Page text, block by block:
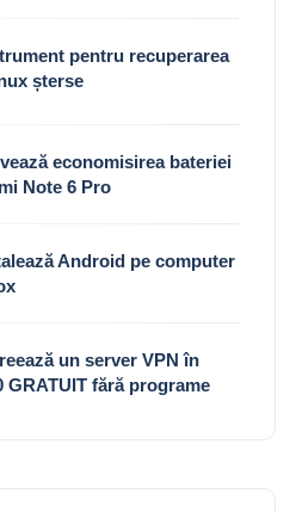
pentru recuperarea
șterse
economisirea bateriei
Note 6 Pro
Android pe computer
un server VPN în
GRATUIT fără programe